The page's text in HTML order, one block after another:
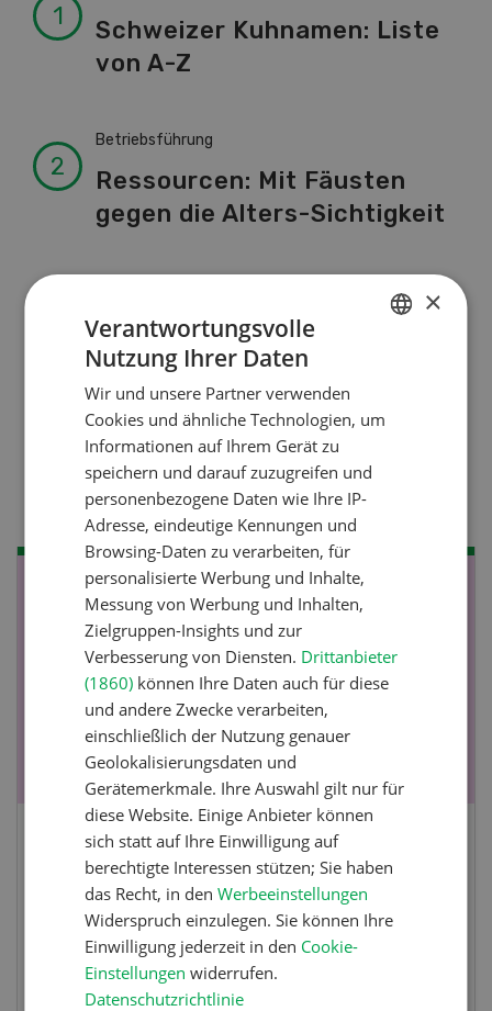
Schweizer Kuhnamen: Liste
von A-Z
Betriebsführung
Ressourcen: Mit Fäusten
gegen die Alters-Sichtigkeit
Raufutter aus dem Sack
Stallklima - Hitzestress
verhindern
NOV
19 -28
Fachkurs Aquakultur
Sind Sie in der Fischzucht tätig oder
interessieren Sie sich für das Thema? In
diesem Fall ist unser FBA-Weiterbildungskurs
die perfekte Wahl für Sie. Der Abschluss lässt
×
Verantwortungsvolle
Nutzung Ihrer Daten
Wir und unsere Partner verwenden
Cookies und ähnliche Technologien, um
Informationen auf Ihrem Gerät zu
speichern und darauf zuzugreifen und
personenbezogene Daten wie Ihre IP-
Adresse, eindeutige Kennungen und
Browsing-Daten zu verarbeiten, für
personalisierte Werbung und Inhalte,
Messung von Werbung und Inhalten,
Zielgruppen-Insights und zur
Verbesserung von Diensten. Drittanbieter
(1860) können Ihre Daten auch für diese
und andere Zwecke verarbeiten,
einschließlich der Nutzung genauer
Geolokalisierungsdaten und
Gerätemerkmale. Ihre Auswahl gilt nur für
diese Website. Einige Anbieter können
sich statt auf Ihre Einwilligung auf
berechtigte Interessen stützen; Sie haben
das Recht, in denWerbeeinstellungen
Widerspruch einzulegen. Sie können Ihre
Einwilligung jederzeit in den Cookie-
Einstellungen widerrufen.
Datenschutzrichtlinie